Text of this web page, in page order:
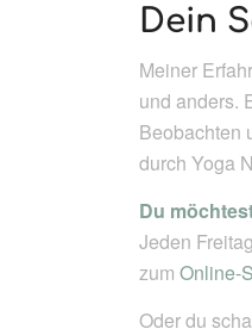
Dein
Meiner
und anders.
Beobachten
durch Yoga
Du
Jeden
zumOnline-
Oder du